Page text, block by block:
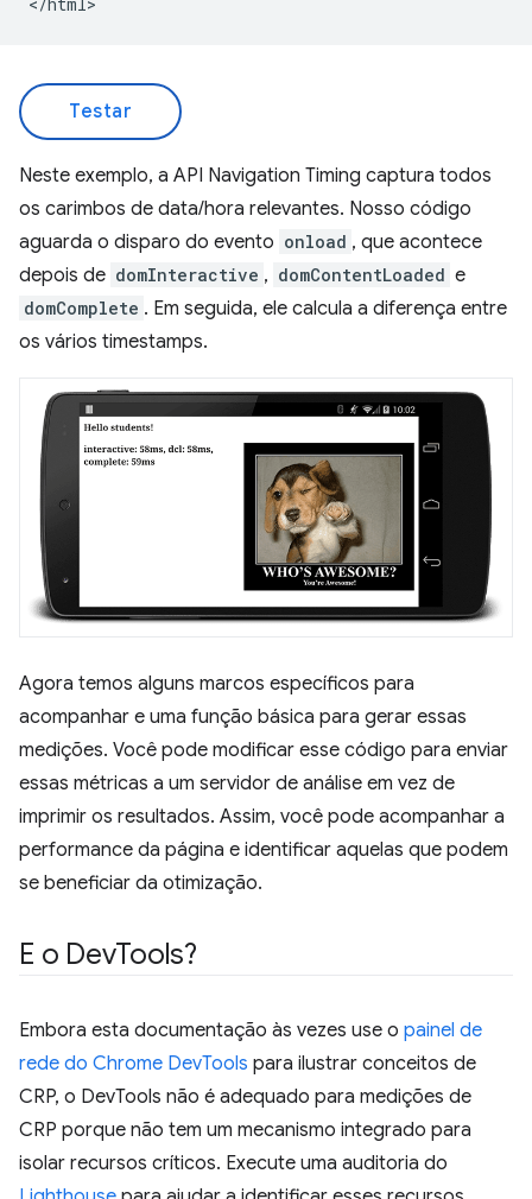
Testar
Neste exemplo, a API Navigation Timing captura todos
os carimbos de data/hora relevantes. Nosso código
aguarda o disparo do evento onload , que acontece
depois de domInteractive , domContentLoaded e
domComplete . Em seguida, ele calcula a diferença entre
os vários timestamps.
Agora temos alguns marcos específicos para
acompanhar e uma função básica para gerar essas
medições. Você pode modificar esse código para enviar
essas métricas a um servidor de análise em vez de
imprimir os resultados. Assim, você pode acompanhar a
performance da página e identificar aquelas que podem
se beneficiar da otimização.
E o DevTools?
Embora esta documentação às vezes use o painel de
rede do Chrome DevTools para ilustrar conceitos de
CRP, o DevTools não é adequado para medições de
CRP porque não tem um mecanismo integrado para
isolar recursos críticos. Execute uma auditoria do